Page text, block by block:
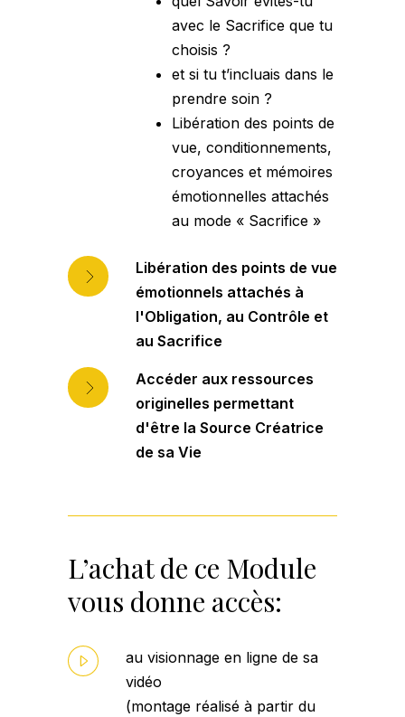
avec le Sacrifice que tu
choisis ?
et si tu t’incluais dans le
prendre soin ?
Libération des points de
vue, conditionnements,
croyances et mémoires
émotionnelles attachés
au mode « Sacrifice »
Libération des points de vue
émotionnels attachés à
l'Obligation, au Contrôle et
au Sacrifice
Accéder aux ressources
originelles permettant
d'être la Source Créatrice
de sa Vie
L’achat de ce Module
vous donne accès:
au visionnage en ligne de sa
vidéo
(montage réalisé à partir du